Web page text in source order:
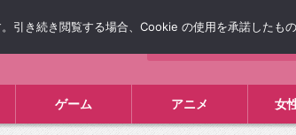
ゲーム アニメ 女
き続き閲覧する場合、Cookie の使用を承諾したもの